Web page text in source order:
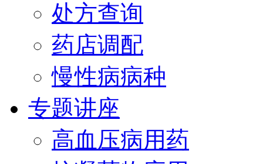
处方查询
药店调配
慢性病病种
专题讲座
高血压病用药